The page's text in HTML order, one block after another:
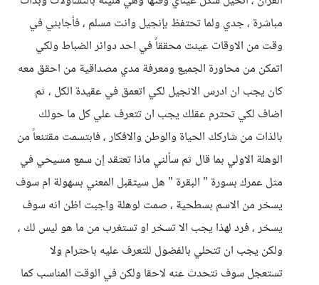
مباشرة ، جدي ولما تحتفظ بإنجيل وانت مسلم ، فأجابني في
وقت من الاوقات عينت محققاً في احد دوائر الضباط ولكي
اتمكن من محاورة الجميع ومعرفة مدي مصداقية من احقق معه
كان يجب ان ادرس الانجيل لكي اتعمق في عقيدة الكل ، ثم
اضاف لكي تحترم عقلك يجب ان تتعرف علي كل ما حولك
بالذات من شاركك الحياة والوطن والافكار ، فابتسمت مقتنعاً من
الوهلة الاولي بما قال ثم سألني ماذا تعتقد إن سمع مسيحي في
مثل عمرك بسورة " البقرة " هل سيتقبل المعني بسهولة ام سوف
يسخر من الاسم بسطحية ، صمت لوهلة واجبت اظن انه سوف
يسخر ، فرد لهذا يجب الا تسخر او تستغرب من ما هو ليس لك ،
ولكن يجب ان تتحلي بالفضول للتعرف عليه باحترام ولا
تستعجل سوف نتحدث عنه لاحقا ولكن في الوقت المناسب كما